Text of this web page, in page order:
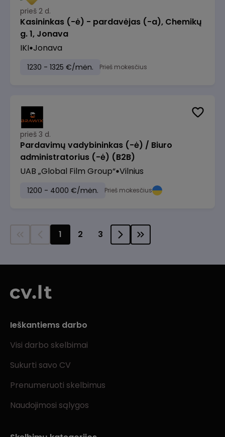
prieš 2 d.
Kasininkas (-ė) - pardavėjas (-a), Chemikų
g. 1, Jonava
IKI Jonava
1230 - 1325 €/mėn. Prieš mokesčius
prieš 3 d.
Pardavimų vadybininkas (-ė) / Biuro
administratorius (-ė) (B2B)
UAB „Global Film Group“ Vilnius
1200 - 4000 €/mėn. Prieš mokesčius
1 2 3
Ieškantiems darbo
Visi darbo skelbimai
Sukurti savo CV
Prenumeruoti skelbimus
Naudojimosi sąlygos